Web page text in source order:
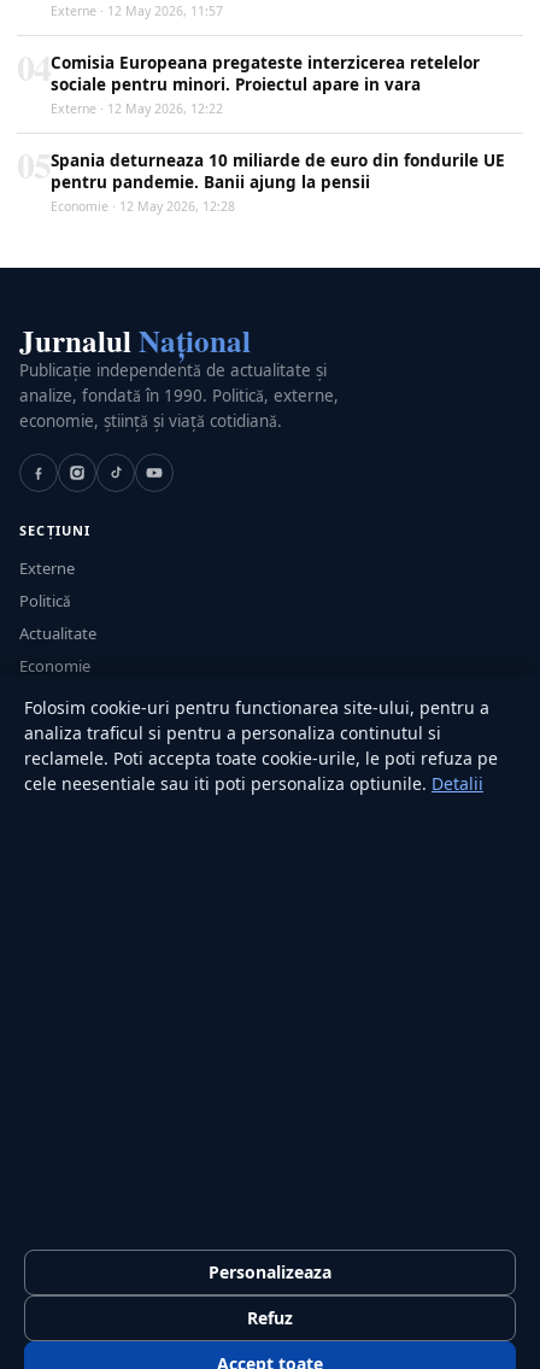
Externe · 12 May 2026, 11:57
Comisia Europeana pregateste interzicerea retelelor
sociale pentru minori. Proiectul apare in vara
Externe · 12 May 2026, 12:22
Spania deturneaza 10 miliarde de euro din fondurile UE
pentru pandemie. Banii ajung la pensii
Economie · 12 May 2026, 12:28
JurnalulNațional
Publicație independentă de actualitate și
analize, fondată în 1990. Politică, externe,
economie, știință și viață cotidiană.
SECȚIUNI
Externe
Politică
Actualitate
Economie
Sănătate
Utile
RUBRICI
Confidențialitate
Politica de cookies
Folosim cookie-uri pentru functionarea site-ului, pentru a
analiza traficul si pentru a personaliza continutul si
reclamele. Poti accepta toate cookie-urile, le poti refuza pe
cele neesentiale sau iti poti personaliza optiunile. Detalii
Personalizeaza
Refuz
Accept toate